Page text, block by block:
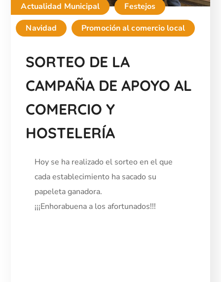
Actualidad Municipal
Festejos
Navidad
Promoción al comercio local
SORTEO DE LA
CAMPAÑA DE APOYO AL
COMERCIO Y
HOSTELERÍA
Hoy se ha realizado el sorteo en el que
cada establecimiento ha sacado su
papeleta ganadora.
¡¡¡Enhorabuena a los afortunados!!!